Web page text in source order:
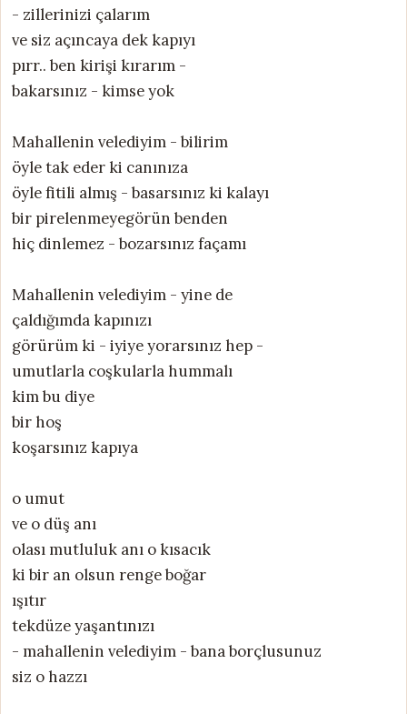
- zillerinizi çalarım
ve siz açıncaya dek kapıyı
pırr.. ben kirişi kırarım -
bakarsınız - kimse yok
Mahallenin velediyim - bilirim
öyle tak eder ki canınıza
öyle fitili almış - basarsınız ki kalayı
bir pirelenmeyegörün benden
hiç dinlemez - bozarsınız façamı
Mahallenin velediyim - yine de
çaldığımda kapınızı
görürüm ki - iyiye yorarsınız hep -
umutlarla coşkularla hummalı
kim bu diye
bir hoş
koşarsınız kapıya
o umut
ve o düş anı
olası mutluluk anı o kısacık
ki bir an olsun renge boğar
ışıtır
tekdüze yaşantınızı
- mahallenin velediyim - bana borçlusunuz
siz o hazzı